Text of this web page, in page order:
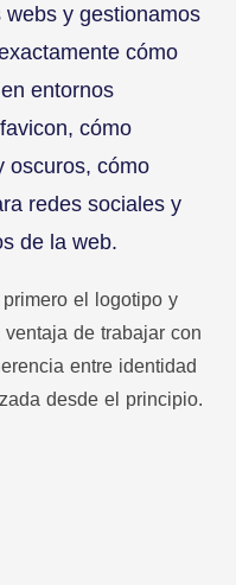
y gestionamos
cómo
entornos
cómo
oscuros, cómo
redes sociales y
de la web.
el logotipo y
de trabajar con
entre identidad
desde el principio.